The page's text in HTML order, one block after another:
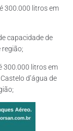
300.000 litros em
capacidade de
300.000 litros em
d’água de